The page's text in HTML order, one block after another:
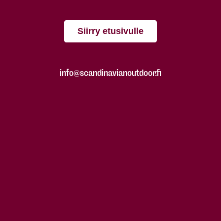
Siirry etusivulle
info@scandinavianoutdoor.fi